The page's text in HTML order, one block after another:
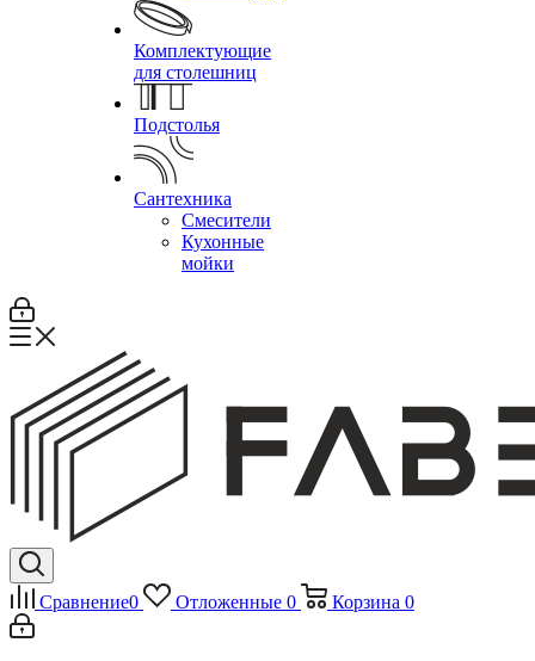
Комплектующие
для столешниц
Подстолья
Сантехника
Смесители
Кухонные
мойки
Сравнение0 Отложенные 0 Корзина 0